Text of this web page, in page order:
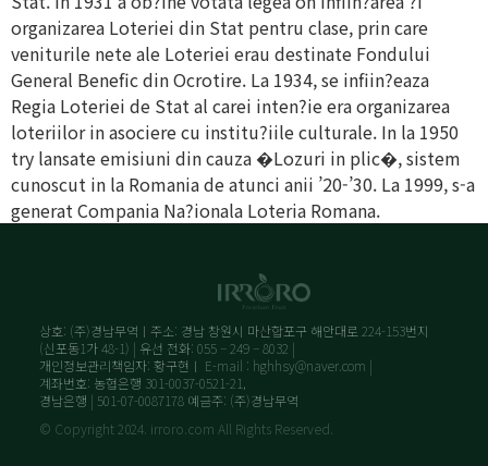
organizarea Loteriei din Stat pentru clase, prin care
veniturile nete ale Loteriei erau destinate Fondului
General Benefic din Ocrotire. La 1934, se infiin?eaza
Regia Loteriei de Stat al carei inten?ie era organizarea
loteriilor in asociere cu institu?iile culturale. In la 1950
try lansate emisiuni din cauza �Lozuri in plic�, sistem
cunoscut in la Romania de atunci anii ’20-’30. La 1999, s-a
generat Compania Na?ionala Loteria Romana.
상호: (주)경남무역ㅣ주소: 경남 창원시 마산합포구 해안대로 224-153번지
(신포동1가 48-1) | 유선 전화: 055 – 249 – 8032 |
개인정보관리책임자: 황구현ㅣ E-mail : hghhsy@naver.com |
계좌번호: 농협은행 301-0037-0521-21,
경남은행 | 501-07-0087178 예금주: (주)경남무역
© Copyright 2024. irroro.com All Rights Reserved.